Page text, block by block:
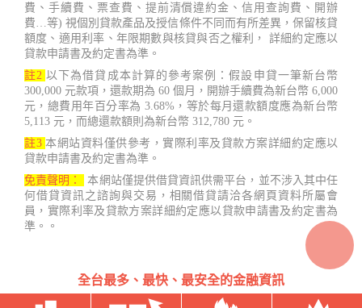
費、手續費、票查費、提前清償違約金、信用查詢費、開辦
費…等) 視個別貸款產品及授信條件不同而有所差異，保留核貸
額度、適用利率、年限期數與核貸與否之權利， 詳細約定應以
貸款申請書及約定書為準。
註2 以下為借貸成本計算的參考案例：假設申貸一筆新台幣
300,000 元款項，還款期為 60 個月，開辦手續費為新台幣 6,000
元，總費用年百分率為 3.68%，等於每月還款額度應為新台幣
5,113 元，而總還款額則為新台幣 312,780 元。
註3 本網站資料僅供參考，實際利率及貸款方案詳細約定應以
貸款申請書及約定書為準。
免責聲明：
本網站僅提供借貸資訊供需平台，並不涉入其中任
何借貸資訊之諮詢與交易，相關借貸請洽各網頁資料所屬會
員，實際利率及貸款方案詳細約定應以貸款申請書及約定書為
準。。
全台最多、最快、最安全的金融資訊
台灣借款.net Copyright ©2022 - 2023 鑫睿開發有限公司 407台